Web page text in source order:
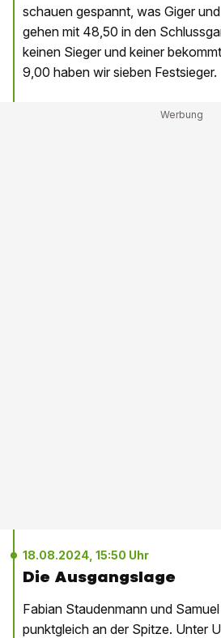
schauen gespannt, was Giger
gehen mit 48,50 in den
keinen Sieger und keiner
9,00 haben wir sieben Festsieger.
18.08.2024, 15:50 Uhr
Die Ausgangslage
Fabian Staudenmann und
punktgleich an der Spitze. Unter